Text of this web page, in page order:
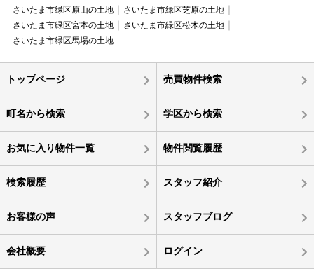
さいたま市緑区原山の土地
さいたま市緑区芝原の土地
さいたま市緑区宮本の土地
さいたま市緑区松木の土地
さいたま市緑区馬場の土地
トップページ 売買物件検索
町名から検索 学区から検索
お気に入り物件一覧 物件閲覧履歴
検索履歴 スタッフ紹介
お客様の声 スタッフブログ
会社概要 ログイン